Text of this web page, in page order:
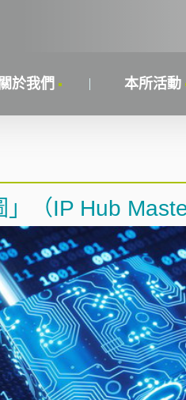
關於我們 本所活動
（IP Hub